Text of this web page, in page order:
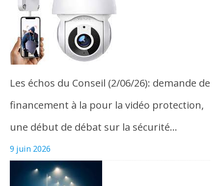
Les échos du Conseil (2/06/26): demande de
financement à la pour la vidéo protection,
une début de débat sur la sécurité…
9 juin 2026